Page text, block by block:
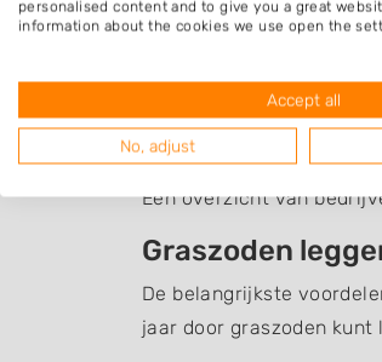
Graszoden
Een overzicht van
Graszoden
De belangrijkste
jaar door graszoden kunt
personalised content and to give you a great
information about the cookies we use open the
Accept all
No, adjust